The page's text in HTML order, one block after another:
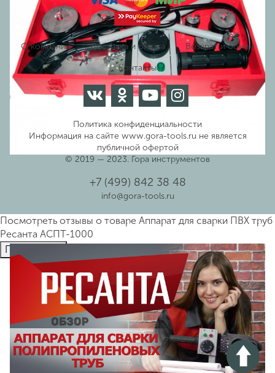
О компании Доставка и оплата Возврат и обмен
Контакты
Политика конфиденциальности
Информация на сайте www.gora-tools.ru не является
публичной офертой
© 2019 — 2023. Гора инструментов
+7 (499) 842 38 48
info@gora-tools.ru
Посмотреть отзывы о товаре Аппарат для сварки ПВХ труб
Ресанта АСПТ-1000
Пocмотpеть